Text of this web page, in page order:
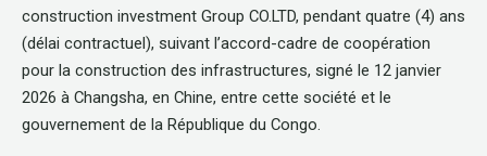
construction investment Group CO.LTD, pendant quatre (4) ans
(délai contractuel), suivant l’accord-cadre de coopération
pour la construction des infrastructures, signé le 12 janvier
2026 à Changsha, en Chine, entre cette société et le
gouvernement de la République du Congo.